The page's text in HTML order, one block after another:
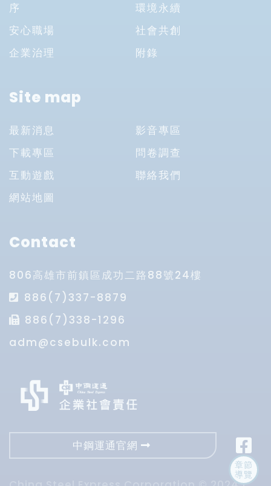
序
環境永續
安心職場
社會共創
企業治理
附錄
Site map
最新消息
影音專區
下載專區
問卷調查
互動遊戲
聯絡我們
網站地圖
Contact
806高雄市前鎮區成功二路88號24樓
886(7)337-8879
886(7)338-1296
adm@csebulk.com
中鋼運通官網
章節
導覽